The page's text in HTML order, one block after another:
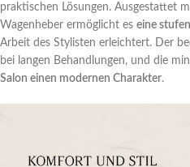
praktischen Lösungen. Ausgestattet
Wagenheber ermöglicht es eine
Arbeit des Stylisten erleichtert. Der
bei langen Behandlungen, und die
Salon einen modernen Charakter.